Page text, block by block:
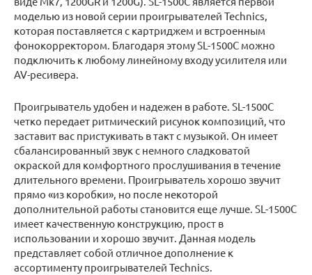
моделью из новой серии проигрывателей Technics,
которая поставляется с картриджем и встроенным
фонокорректором. Благодаря этому SL-1500C можно
подключить к любому линейному входу усилителя или
AV-ресивера.
Проигрыватель удобен и надежен в работе. SL-1500C
четко передает ритмический рисунок композиций, что
заставит вас пристукивать в такт с музыкой. Он имеет
сбалансированный звук с немного сладковатой
окраской для комфортного прослушивания в течение
длительного времени. Проигрыватель хорошо звучит
прямо «из коробки», но после некоторой
дополнительной работы становится еще лучше. SL-1500C
имеет качественную конструкцию, прост в
использовании и хорошо звучит. Данная модель
представляет собой отличное дополнение к
ассортименту проигрывателей Technics.